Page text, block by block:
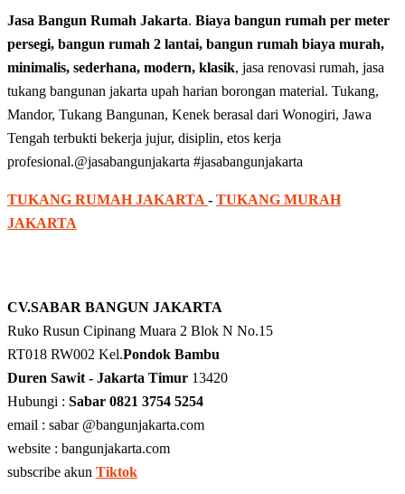
Jasa Bangun Rumah Jakarta. Biaya bangun rumah per meter
persegi, bangun rumah 2 lantai, bangun rumah biaya murah,
minimalis, sederhana, modern, klasik, jasa renovasi rumah, jasa
tukang bangunan jakarta upah harian borongan material. Tukang,
Mandor, Tukang Bangunan, Kenek berasal dari Wonogiri, Jawa
Tengah terbukti bekerja jujur, disiplin, etos kerja
profesional.@jasabangunjakarta #jasabangunjakarta
TUKANG RUMAH JAKARTA - TUKANG MURAH
JAKARTA
CV.SABAR BANGUN JAKARTA
Ruko Rusun Cipinang Muara 2 Blok N No.15
RT018 RW002 Kel.Pondok Bambu
Duren Sawit - Jakarta Timur 13420
Hubungi : Sabar 0821 3754 5254
email : sabar @bangunjakarta.com
website : bangunjakarta.com
subscribe akun Tiktok